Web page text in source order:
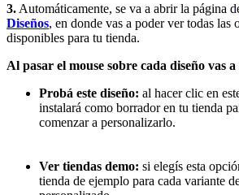
3. Automáticamente, se va a abrir la página
Diseños, en donde vas a poder ver todas las
disponibles para tu tienda.
Al pasar el mouse sobre cada diseño vas
Probá este diseño: al hacer clic en
instalará como borrador en tu tienda
comenzar a personalizarlo.
Ver tiendas demo: si elegís esta
tienda de ejemplo para cada variante